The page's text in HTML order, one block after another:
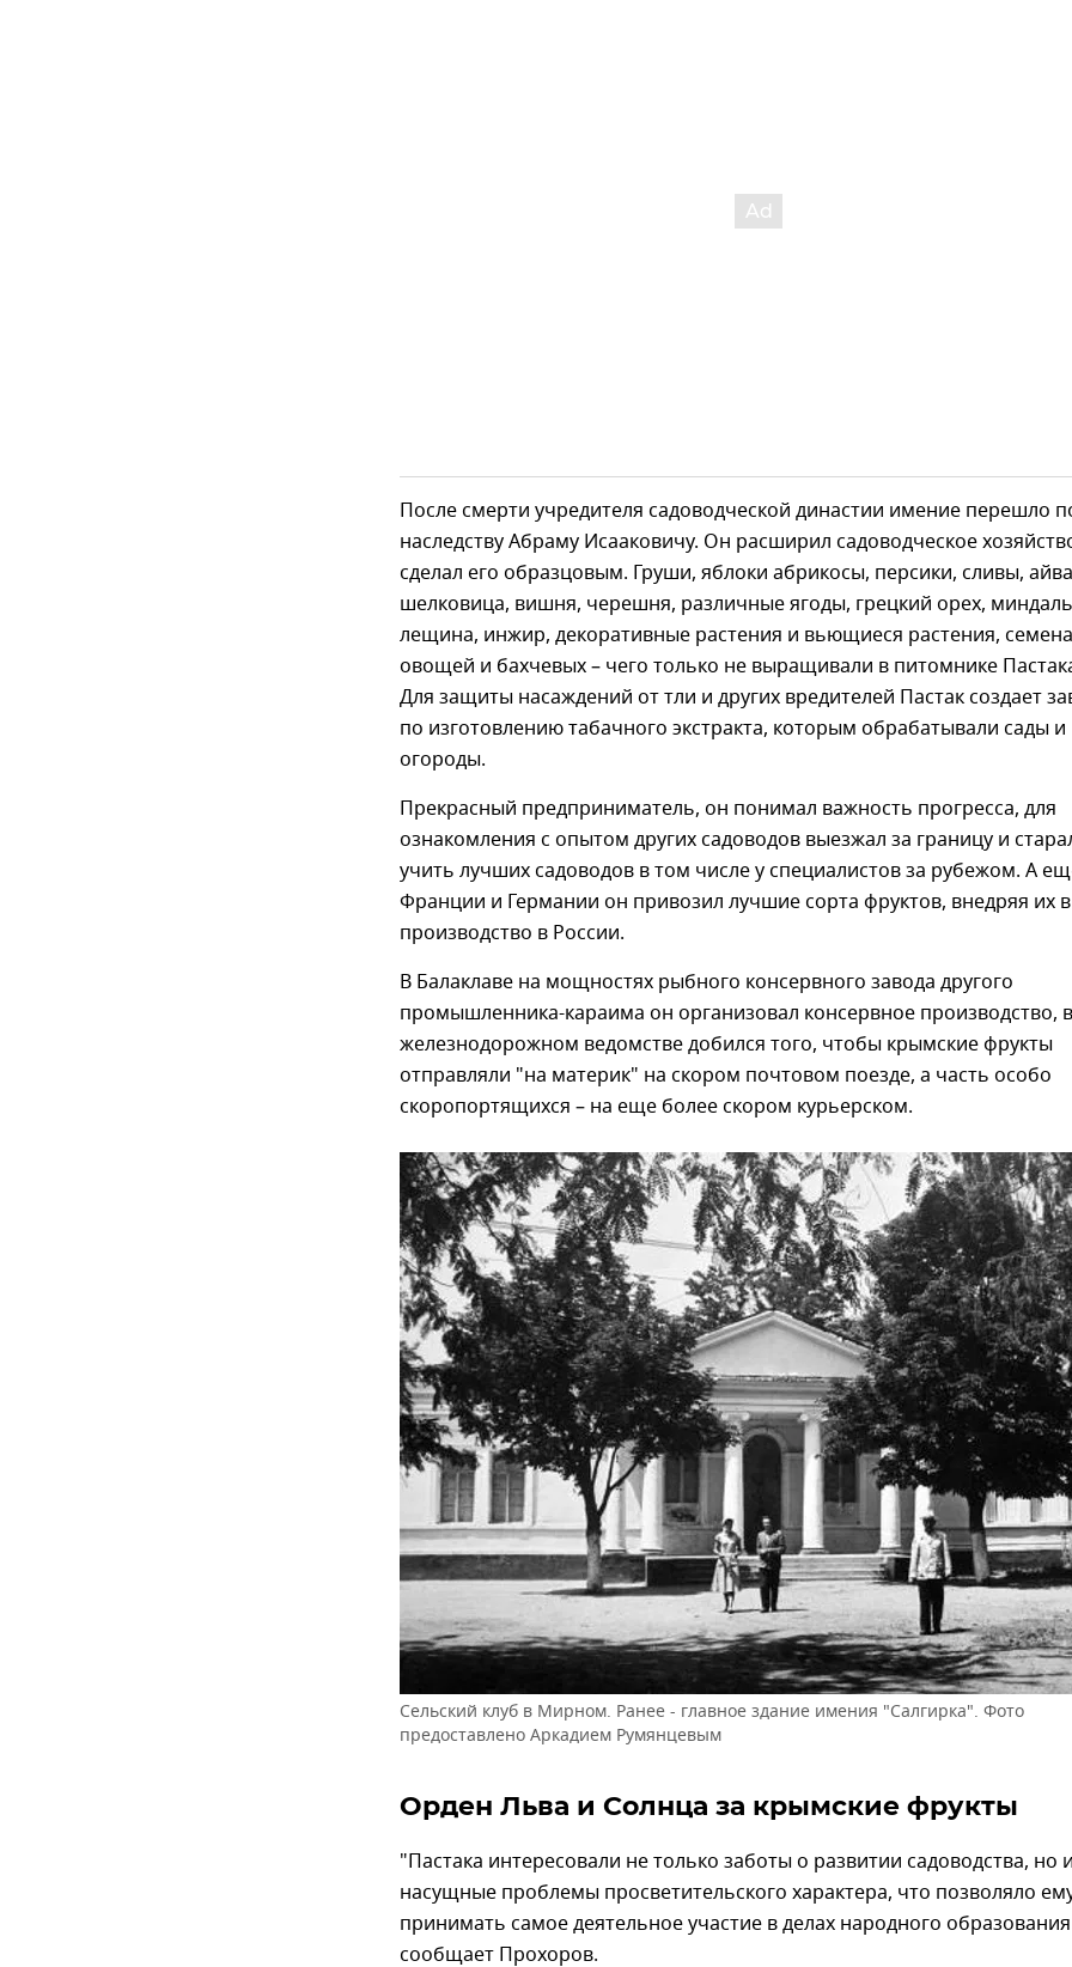
После смерти учредителя садоводческой династии имение перешло
наследству Абраму Исааковичу. Он расширил садоводческое
сделал его образцовым. Груши, яблоки абрикосы, персики, сливы,
шелковица, вишня, черешня, различные ягоды, грецкий орех,
лещина, инжир, декоративные растения и вьющиеся растения, семена
овощей и бахчевых – чего только не выращивали в питомнике
Для защиты насаждений от тли и других вредителей Пастак создает
по изготовлению табачного экстракта, которым обрабатывали сады и
огороды.
Прекрасный предприниматель, он понимал важность прогресса, для
ознакомления с опытом других садоводов выезжал за границу и
учить лучших садоводов в том числе у специалистов за рубежом. А
Франции и Германии он привозил лучшие сорта фруктов, внедряя их в
производство в России.
В Балаклаве на мощностях рыбного консервного завода другого
промышленника-караима он организовал консервное производство, в
железнодорожном ведомстве добился того, чтобы крымские фрукты
отправляли "на материк" на скором почтовом поезде, а часть особо
скоропортящихся – на еще более скором курьерском.
Сельский клуб в Мирном. Ранее - главное здание имения "Салгирка". Фото
предоставлено Аркадием Румянцевым
Орден Льва и Солнца за крымские фрукты
"Пастака интересовали не только заботы о развитии садоводства, но
насущные проблемы просветительского характера, что позволяло
принимать самое деятельное участие в делах народного
сообщает Прохоров.